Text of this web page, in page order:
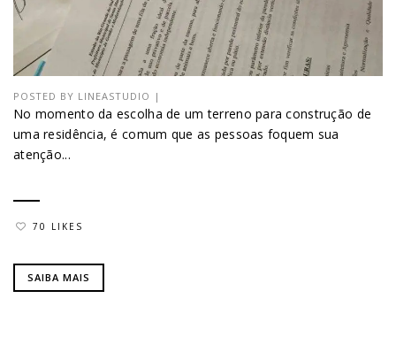
POSTED BY LINEASTUDIO |
No momento da escolha de um terreno para construção de
uma residência, é comum que as pessoas foquem sua
atenção...
70 LIKES
SAIBA MAIS